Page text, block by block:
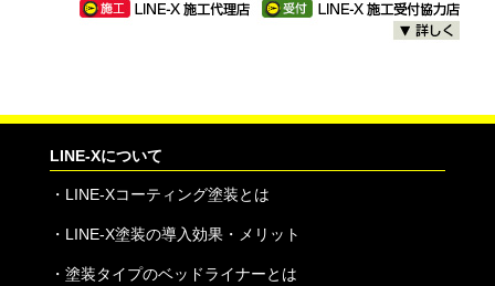
LINE-Xについて
・ LINE-Xコーティング塗装とは
・ LINE-X塗装の導入効果・メリット
・ 塗装タイプのベッドライナーとは